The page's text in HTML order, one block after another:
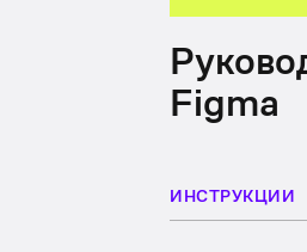
Figma
ИНСТРУКЦИИ